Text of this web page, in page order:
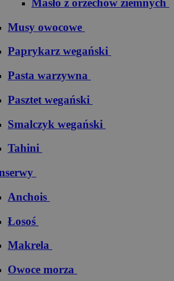
Masło z orzechów ziemnych
Musy owocowe
Paprykarz wegański
Pasta warzywna
Pasztet wegański
Smalczyk wegański
Tahini
Anchois
Łosoś
Makrela
Owoce morza